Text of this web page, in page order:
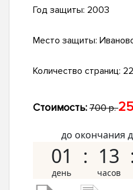
Год защиты: 2003
Место защиты:
Количество страниц:
Стоимость: 700 р.
до окончания
01 13